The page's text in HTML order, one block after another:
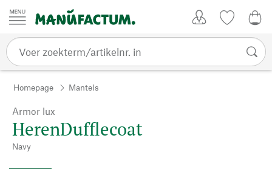
Passer au contenu
Homepage Mantels
Armor lux
HerenDufflecoat
Navy